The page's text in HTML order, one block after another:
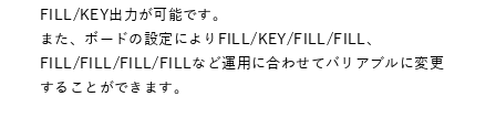
FILL/KEY出力が可能です。
また、ボードの設定によりFILL/KEY/FILL/FILL、
FILL/FILL/FILL/FILLなど運用に合わせてバリアブルに変更
することができます。